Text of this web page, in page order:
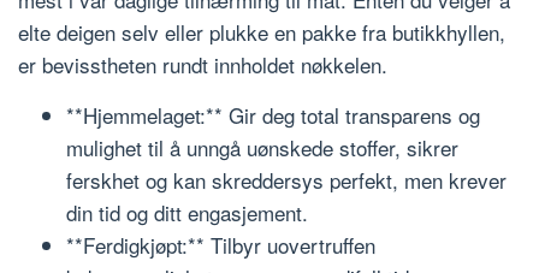
elte deigen selv eller plukke en pakke fra butikkhyllen,
er bevisstheten rundt innholdet nøkkelen.
**Hjemmelaget:** Gir deg total transparens og
mulighet til å unngå uønskede stoffer, sikrer
ferskhet og kan skreddersys perfekt, men krever
din tid og ditt engasjement.
**Ferdigkjøpt:** Tilbyr uovertruffen